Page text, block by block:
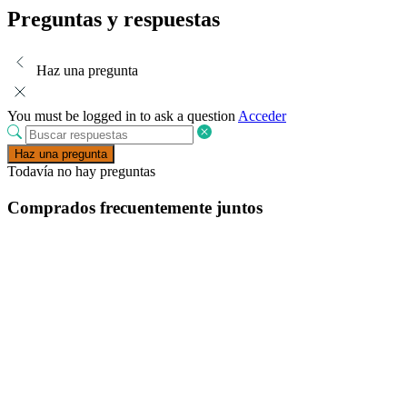
Preguntas y respuestas
Haz una pregunta
You must be logged in to ask a question Acceder
Haz una pregunta
Todavía no hay preguntas
Comprados frecuentemente juntos